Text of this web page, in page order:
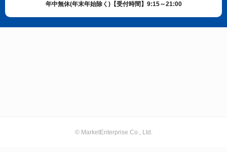
年中無休(年末年始除く)【受付時間】9:15～21:00
© MarketEnterprise Co., Ltd.